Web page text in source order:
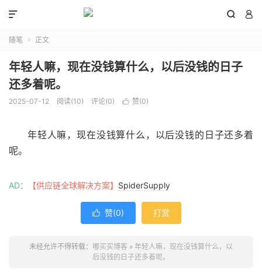
 

随笔  正文
年轻人嘛，现在没钱算什么，以后没钱的日子
还多着呢。
2025-07-12 阅读(10) 评论(0)  赞(0)
年轻人嘛，现在没钱算什么，以后没钱的日子还多着
呢。
AD： 【供应链全球解决方案】 SpiderSupply
 赞(0) 打赏
未经允许不得转载： 嘟买买博客 » 年轻人嘛，现在没钱算什么，以
后没钱的日子还多着呢。